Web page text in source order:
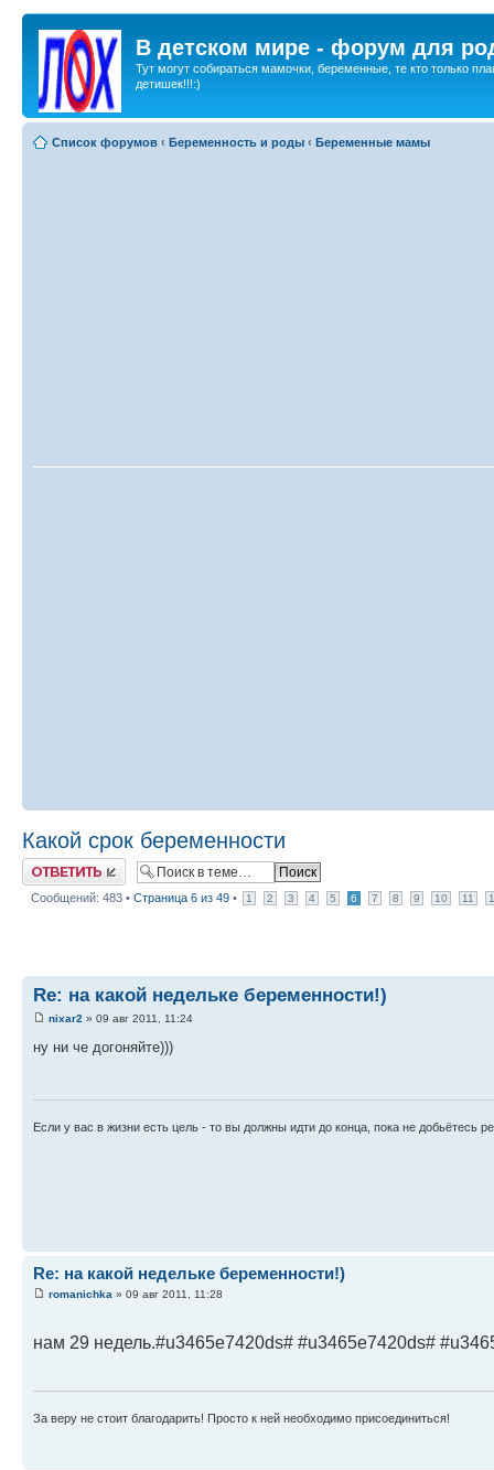
В детском мире - форум для
Тут могут собираться мамочки, беременные, те кто только
детишек!!!:)
Список форумов ‹ Беременность и роды ‹ Беременные мамы
Какой срок беременности
Ответить
Сообщений: 483 • Страница 6 из 49 • 1 2 3 4 5 6 7 8 9 10 11
Re: на какой недельке беременности!)
nixar2 » 09 авг 2011, 11:24
ну ни че догоняйте)))
Если у вас в жизни есть цель - то вы должны идти до конца, пока не добьётесь
Re: на какой недельке беременности!)
romanichka » 09 авг 2011, 11:28
нам 29 недель.#u3465e7420ds# #u3465e7420ds#
За веру не стоит благодарить! Просто к ней необходимо присоединиться!